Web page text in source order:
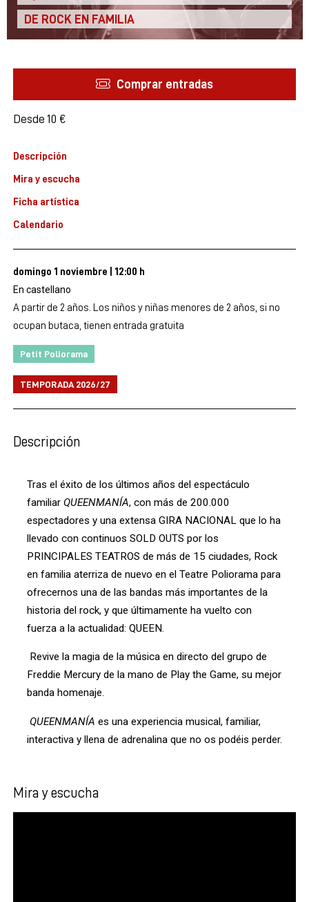
DE ROCK EN FAMILIA
Comprar entradas
Desde Desde
10 €
Descripción
Mira y escucha
Ficha artística
Calendario
domingo 1 noviembre 12:00 h
En castellano
A partir de 2 años. Los niños y niñas menores de 2 años, si no
ocupan butaca, tienen entrada gratuita
Petit Poliorama
TEMPORADA 2026/27
Descripción
Tras el éxito de los últimos años del espectáculo
familiar QUEENMANÍA, con más de 200.000
espectadores y una extensa GIRA NACIONAL que lo ha
llevado con continuos SOLD OUTS por los
PRINCIPALES TEATROS de más de 15 ciudades, Rock
en familia aterriza de nuevo en el Teatre Poliorama para
ofrecernos una de las bandas más importantes de la
historia del rock, y que últimamente ha vuelto con
fuerza a la actualidad: QUEEN.
Revive la magia de la música en directo del grupo de
Freddie Mercury de la mano de Play the Game, su mejor
banda homenaje.
QUEENMANÍA es una experiencia musical, familiar,
interactiva y llena de adrenalina que no os podéis perder.
Mira y escucha